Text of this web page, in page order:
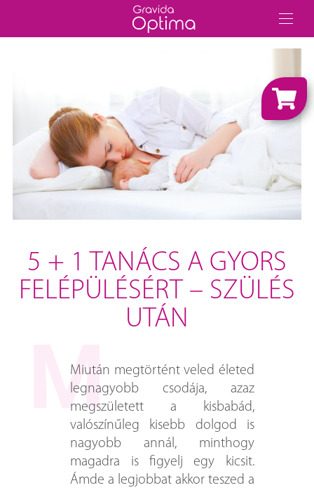
5 + 1 TANÁCS A GYORS
FELÉPÜLÉSÉRT – SZÜLÉS
UTÁN
Miután megtörtént veled életed
legnagyobb csodája, azaz
megszületett a kisbabád,
valószínűleg kisebb dolgod is
nagyobb annál, minthogy
magadra is figyelj egy kicsit.
Ámde a legjobbat akkor teszed a